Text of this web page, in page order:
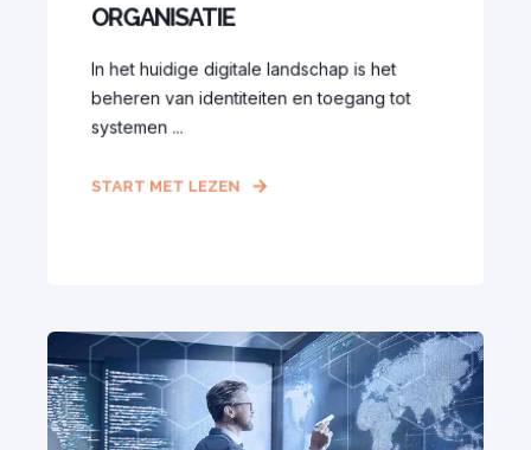
ORGANISATIE
In het huidige digitale landschap is het
beheren van identiteiten en toegang tot
systemen ...
START MET LEZEN